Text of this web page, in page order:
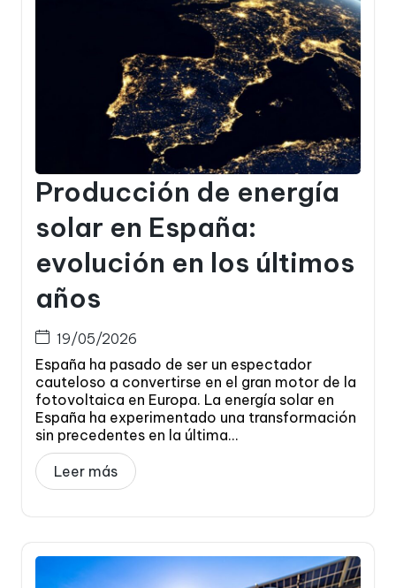
Producción de energía
solar en España:
evolución en los últimos
años
19/05/2026
España ha pasado de ser un espectador
cauteloso a convertirse en el gran motor de la
fotovoltaica en Europa. La energía solar en
España ha experimentado una transformación
sin precedentes en la última...
Leer más